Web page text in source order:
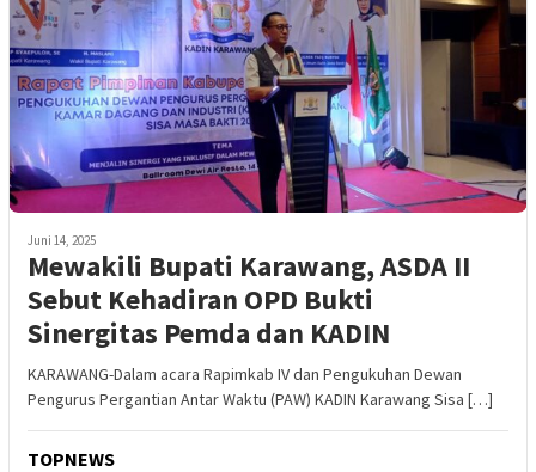
Juni 14, 2025
Mewakili Bupati Karawang, ASDA II
Sebut Kehadiran OPD Bukti
Sinergitas Pemda dan KADIN
KARAWANG-Dalam acara Rapimkab IV dan Pengukuhan Dewan
Pengurus Pergantian Antar Waktu (PAW) KADIN Karawang Sisa […]
TOPNEWS